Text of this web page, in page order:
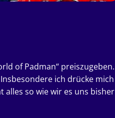
of Padman“ preiszugeben.
ich drücke mich
alles so wie wir es uns bisher